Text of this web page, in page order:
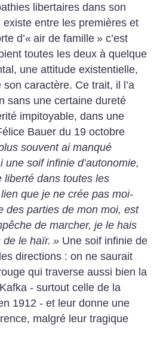
libertaires dans son
entre les premières et
d’« air de famille » c’est
toutes les deux à quelque
une attitude existentielle,
caractère. Ce trait, il l’a
sans une certaine dureté
impitoyable, dans une
Bauer du 19 octobre
souvent ai manqué
une soif infinie d’autonomie,
liberté dans toutes les
lien que je ne crée pas moi-
des parties de mon moi, est
de marcher, je le hais
le haïr. » Une soif infinie de
directions : on ne saurait
qui traverse aussi bien la
- surtout celle de la
1912 - et leur donne une
malgré leur tragique